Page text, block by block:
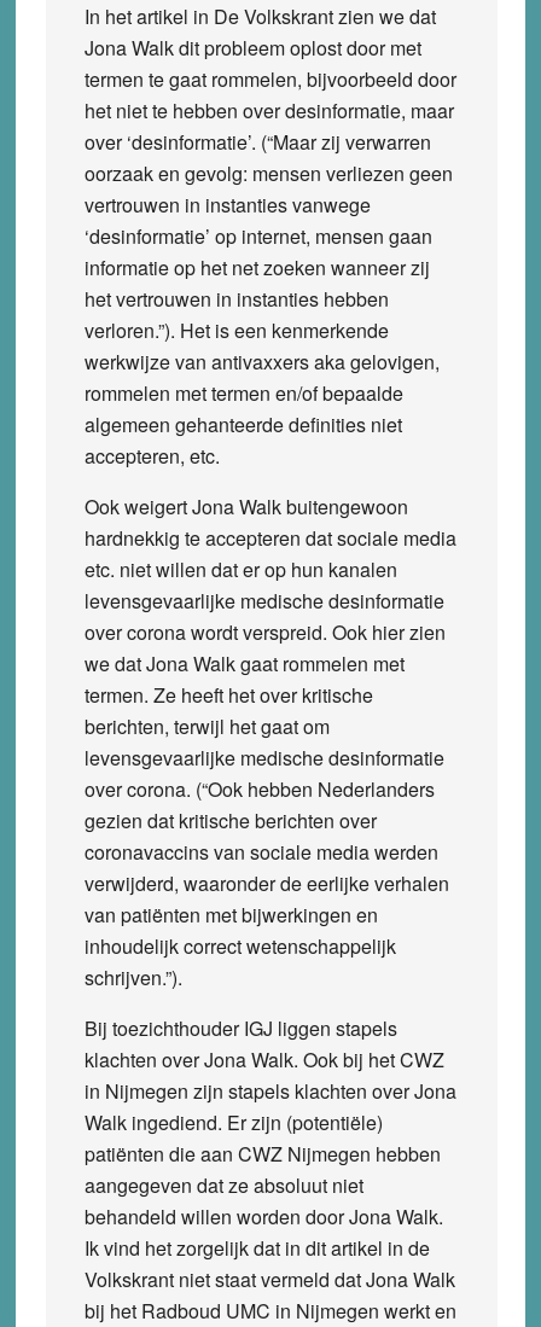
In het artikel in De Volkskrant zien we dat
Jona Walk dit probleem oplost door met
termen te gaat rommelen, bijvoorbeeld door
het niet te hebben over desinformatie, maar
over ‘desinformatie’. (“Maar zij verwarren
oorzaak en gevolg: mensen verliezen geen
vertrouwen in instanties vanwege
‘desinformatie’ op internet, mensen gaan
informatie op het net zoeken wanneer zij
het vertrouwen in instanties hebben
verloren.”). Het is een kenmerkende
werkwijze van antivaxxers aka gelovigen,
rommelen met termen en/of bepaalde
algemeen gehanteerde definities niet
accepteren, etc.
Ook weigert Jona Walk buitengewoon
hardnekkig te accepteren dat sociale media
etc. niet willen dat er op hun kanalen
levensgevaarlijke medische desinformatie
over corona wordt verspreid. Ook hier zien
we dat Jona Walk gaat rommelen met
termen. Ze heeft het over kritische
berichten, terwijl het gaat om
levensgevaarlijke medische desinformatie
over corona. (“Ook hebben Nederlanders
gezien dat kritische berichten over
coronavaccins van sociale media werden
verwijderd, waaronder de eerlijke verhalen
van patiënten met bijwerkingen en
inhoudelijk correct wetenschappelijk
schrijven.”).
Bij toezichthouder IGJ liggen stapels
klachten over Jona Walk. Ook bij het CWZ
in Nijmegen zijn stapels klachten over Jona
Walk ingediend. Er zijn (potentiële)
patiënten die aan CWZ Nijmegen hebben
aangegeven dat ze absoluut niet
behandeld willen worden door Jona Walk.
Ik vind het zorgelijk dat in dit artikel in de
Volkskrant niet staat vermeld dat Jona Walk
bij het Radboud UMC in Nijmegen werkt en